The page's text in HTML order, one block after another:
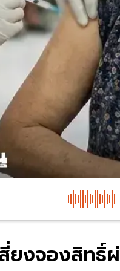
งจองสิทธิ์ผ่